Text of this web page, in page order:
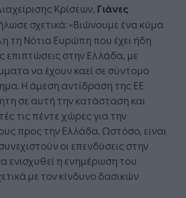
Κρίσεων, Γιάνες
σχετικά: «Βιώνουμε ένα κύμα
τη Νότια Ευρώπη που έχει ήδη
επιπτώσεις στην Ελλάδα, με
να έχουν καεί σε σύντομο
Η άμεση αντίδραση της ΕΕ
σε αυτή την κατάσταση και
τις πέντε χώρες για την
προς την Ελλάδα. Ωστόσο, είναι
οι επενδύσεις στην
ενισχυθεί η ενημέρωση του
με τον κίνδυνο δασικών